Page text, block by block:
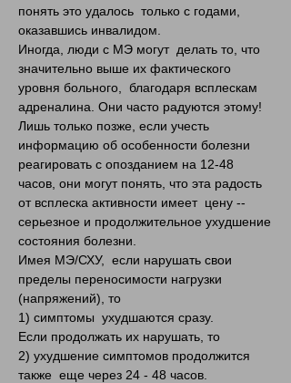
понять это удалось только с годами,
оказавшись инвалидом.
Иногда, люди с МЭ могут делать то, что
значительно выше их фактического
уровня больного, благодаря всплескам
адреналина. Они часто радуются этому!
Лишь только позже, если учесть
информацию об особенности болезни
реагировать с опозданием на 12-48
часов, они могут понять, что эта радость
от всплеска активности имеет цену --
серьезное и продолжительное ухудшение
состояния болезни.
Имея МЭ/СХУ, если нарушать свои
пределы переносимости нагрузки
(напряжений), то
1) симптомы ухудшаются сразу.
Если продолжать их нарушать, то
2) ухудшение симптомов продолжится
также еще через 24 - 48 часов.